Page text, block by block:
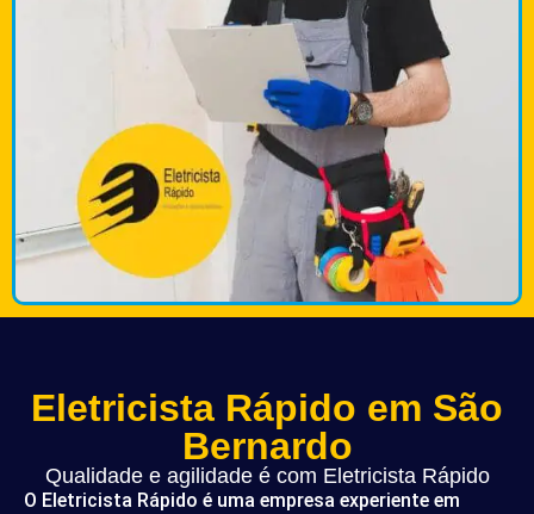
Eletricista Rápido em São
Bernardo
Qualidade e agilidade é com Eletricista Rápido
O Eletricista Rápido é uma empresa experiente em